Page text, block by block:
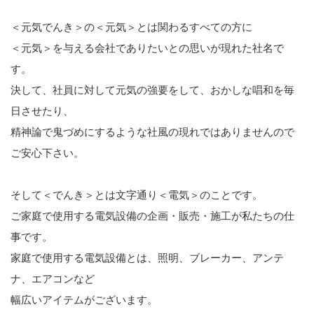
＜元気でんき＞の＜元気＞とは関わるすべての方に
＜元気＞を与える会社でありたいとの思いが現れた社名で
す。
決して、社員に対して元気の強要をして、おかしな唱和を毎
日させたり、
精神論で鬼づめにするような社風の現れではありませんので
ご安心下さい。
そして＜でんき＞とは文字通り＜電気＞のことです。
ご家庭で使用する電気設備の企画・販売・施工が私たちの仕
事です。
家庭で使用する電気設備とは、照明、ブレーカー、アンテ
ナ、エアコンなど
幅広いアイテムがございます。